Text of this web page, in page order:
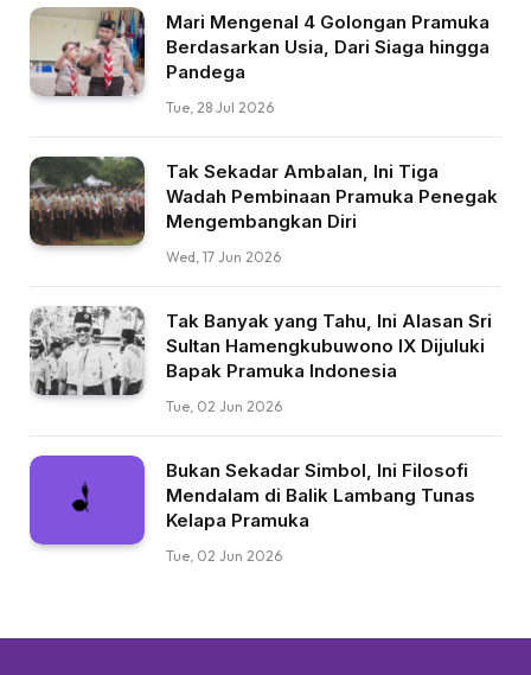
Mari Mengenal 4 Golongan Pramuka
Berdasarkan Usia, Dari Siaga hingga
Pandega
Tue, 28 Jul 2026
Tak Sekadar Ambalan, Ini Tiga
Wadah Pembinaan Pramuka Penegak
Mengembangkan Diri
Wed, 17 Jun 2026
Tak Banyak yang Tahu, Ini Alasan Sri
Sultan Hamengkubuwono IX Dijuluki
Bapak Pramuka Indonesia
Tue, 02 Jun 2026
Bukan Sekadar Simbol, Ini Filosofi
Mendalam di Balik Lambang Tunas
Kelapa Pramuka
Tue, 02 Jun 2026